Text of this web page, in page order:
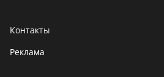
Контакты
Реклама